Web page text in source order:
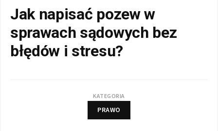
Jak napisać pozew w
sprawach sądowych bez
błędów i stresu?
KATEGORIA
PRAWO